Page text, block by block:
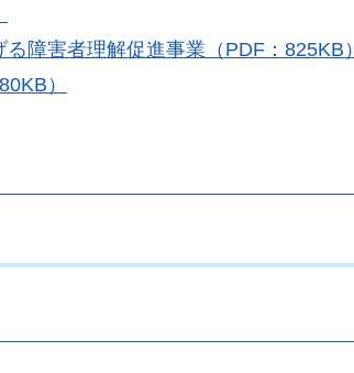
障害者理解促進事業（PDF：825KB）
）